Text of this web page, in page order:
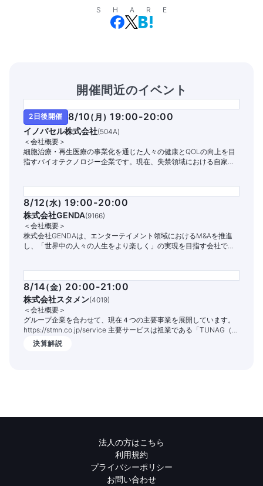
SHARE
開催間近のイベント
2日後開催 8/10( 月) 19:00-20:00
イノバセル株式会社(504A)
＜会社概要＞
細胞治療・再生医療の事業化を通じた人々の健康とQOLの向上を目
指すバイオテクノロジー企業です。現在、失禁領域における自家細
8/12(水) 19:00-20:00
株式会社GENDA(9166)
＜会社概要＞
株式会社GENDAは、エンターテイメント領域におけるM&Aを推進
し、「世界中の人々の人生をより楽しく」の実現を目指す会社で
8/14(金) 20:00-21:00
株式会社スタメン(4019)
＜会社概要＞
グループ企業を合わせて、現在４つの主要事業を展開しています。
https://stmn.co.jp/service 主要サービスは祖業である「TUNAG（ツ
ナグ）」という組織エンゲージメントを高めるITサービスです。
1,400社以上の企業様でご活用いただいており、従業員の定着率向上
決算解説
法人の方はこちら
利用規約
プライバシーポリシー
お問い合わせ